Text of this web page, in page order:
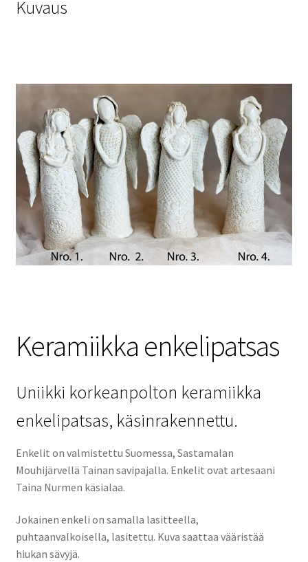
Kuvaus
Keramiikka enkelipatsas
Uniikki korkeanpolton keramiikka
enkelipatsas, käsinrakennettu.
Enkelit on valmistettu Suomessa, Sastamalan
Mouhijärvellä Tainan savipajalla. Enkelit ovat artesaani
Taina Nurmen käsialaa.
Jokainen enkeli on samalla lasitteella,
puhtaanvalkoisella, lasitettu. Kuva saattaa vääristää
hiukan sävyjä.